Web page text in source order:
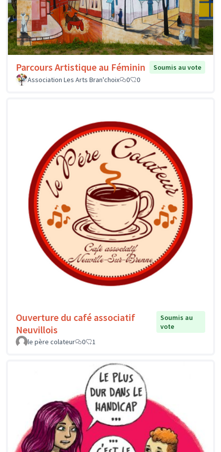
Parcours Artistique au Féminin
Soumis au vote
Association Les Arts Bran'choix
0 0
Ouverture du café associatif
Neuvillois
Soumis au
vote
le père colateur
0 1